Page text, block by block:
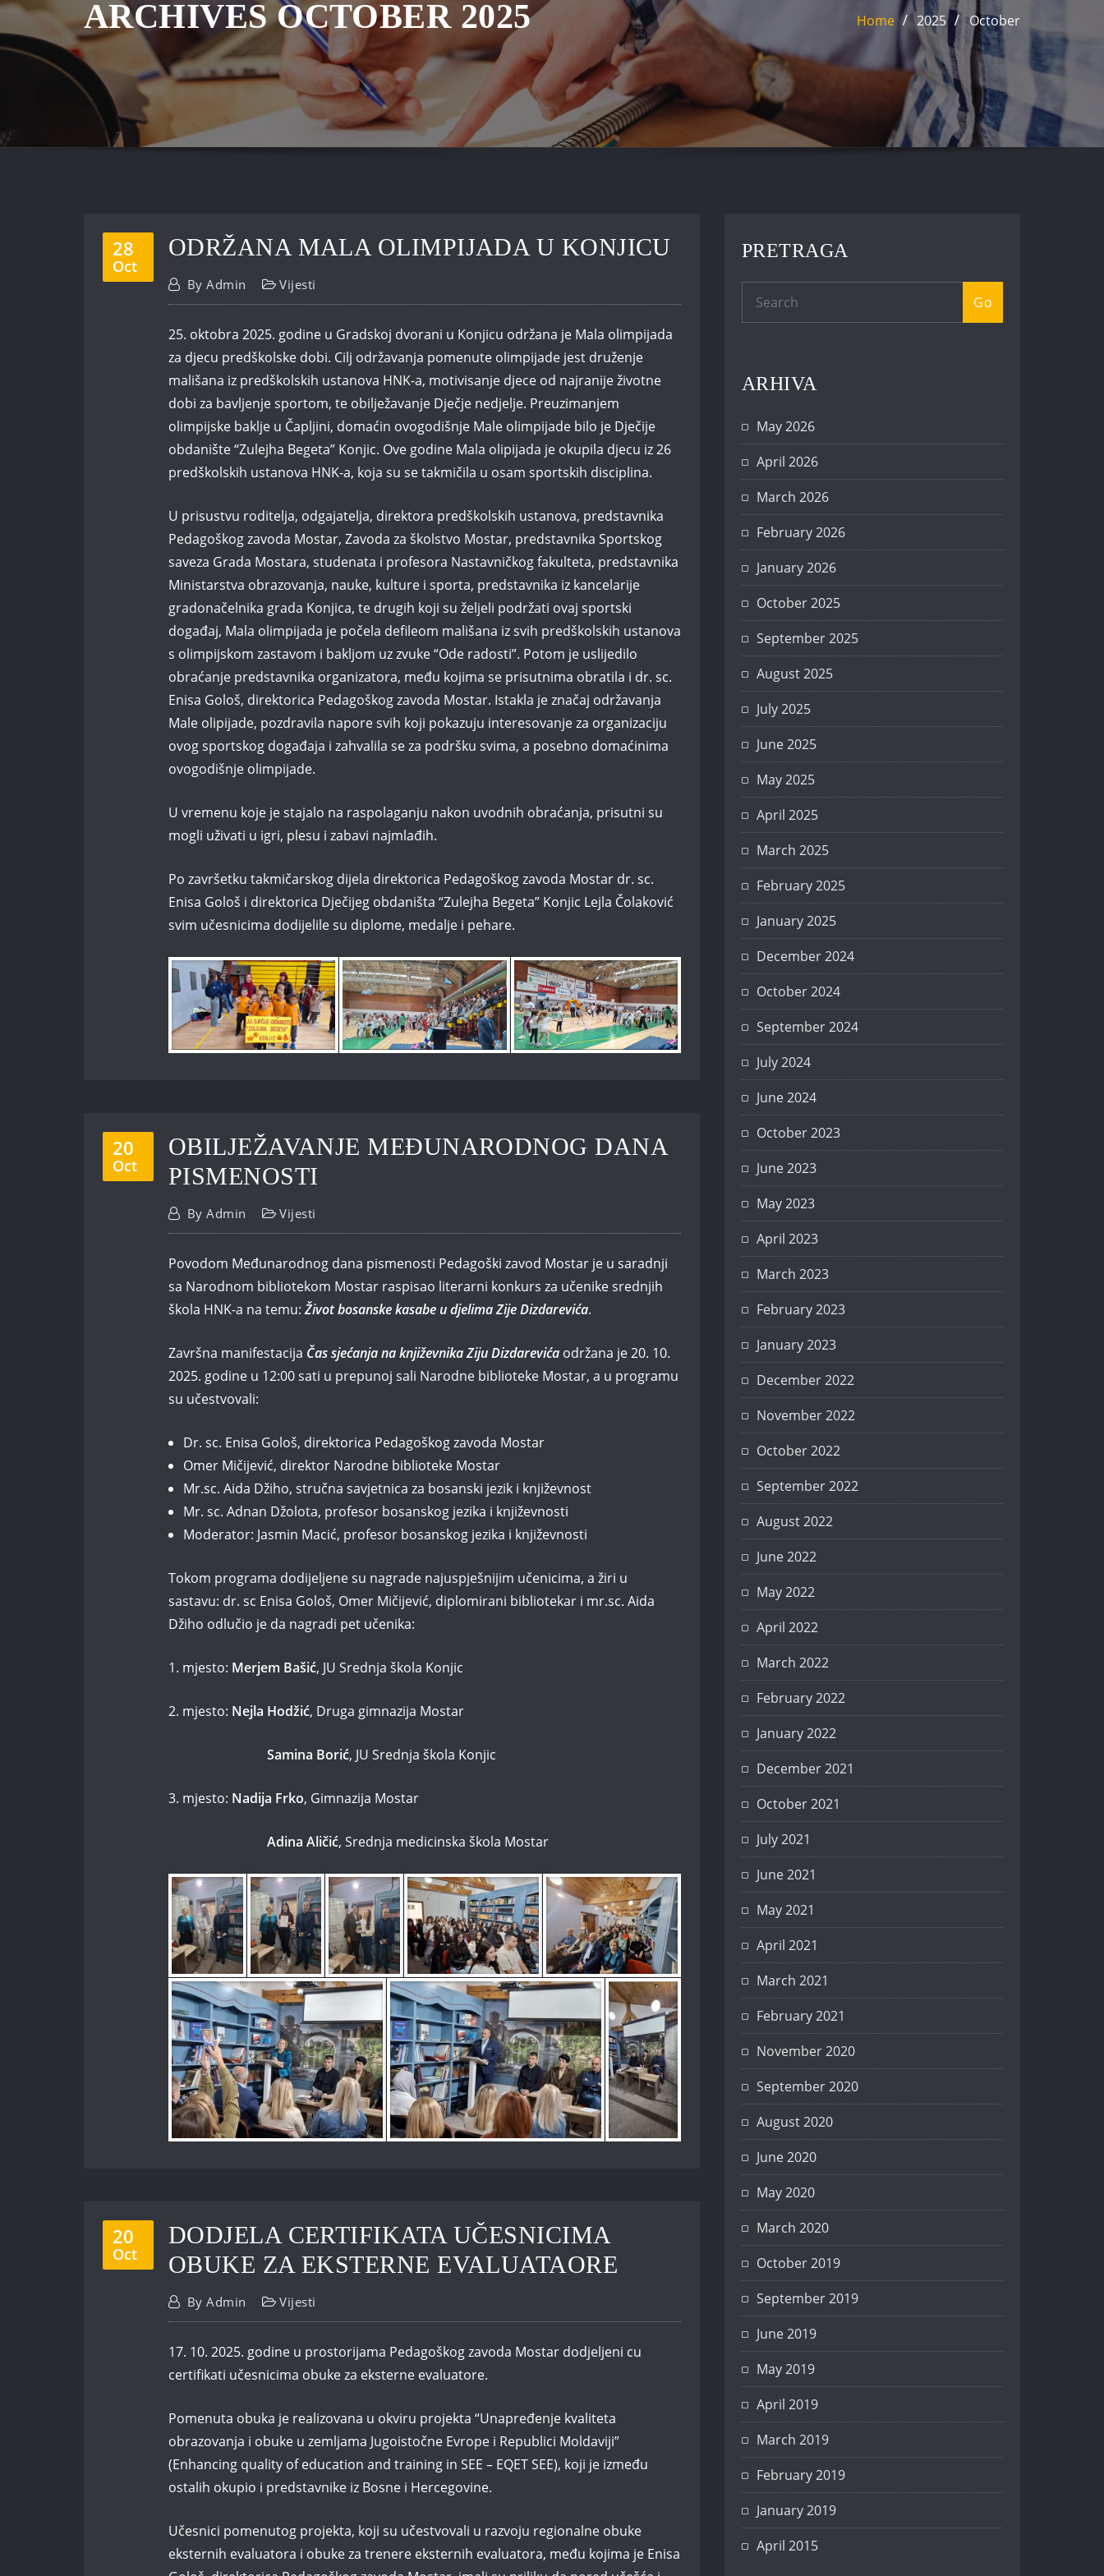
ARCHIVES OCTOBER 2025 Home 2025 October
28
Oct
ODRŽANA MALA OLIMPIJADA U KONJICU
ByAdmin Vijesti
25. oktobra 2025. godine u Gradskoj dvorani u Konjicu održana je Mala olimpijada
za djecu predškolske dobi. Cilj održavanja pomenute olimpijade jest druženje
mališana iz predškolskih ustanova HNK-a, motivisanje djece od najranije životne
dobi za bavljenje sportom, te obilježavanje Dječje nedjelje. Preuzimanjem
olimpijske baklje u Čapljini, domaćin ovogodišnje Male olimpijade bilo je Dječije
obdanište “Zulejha Begeta” Konjic. Ove godine Mala olipijada je okupila djecu iz 26
predškolskih ustanova HNK-a, koja su se takmičila u osam sportskih disciplina.
U prisustvu roditelja, odgajatelja, direktora predškolskih ustanova, predstavnika
Pedagoškog zavoda Mostar, Zavoda za školstvo Mostar, predstavnika Sportskog
saveza Grada Mostara, studenata i profesora Nastavničkog fakulteta, predstavnika
Ministarstva obrazovanja, nauke, kulture i sporta, predstavnika iz kancelarije
gradonačelnika grada Konjica, te drugih koji su željeli podržati ovaj sportski
događaj, Mala olimpijada je počela defileom mališana iz svih predškolskih ustanova
s olimpijskom zastavom i bakljom uz zvuke “Ode radosti”. Potom je uslijedilo
obraćanje predstavnika organizatora, među kojima se prisutnima obratila i dr. sc.
Enisa Gološ, direktorica Pedagoškog zavoda Mostar. Istakla je značaj održavanja
Male olipijade, pozdravila napore svih koji pokazuju interesovanje za organizaciju
ovog sportskog događaja i zahvalila se za podršku svima, a posebno domaćinima
ovogodišnje olimpijade.
U vremenu koje je stajalo na raspolaganju nakon uvodnih obraćanja, prisutni su
mogli uživati u igri, plesu i zabavi najmlađih.
Po završetku takmičarskog dijela direktorica Pedagoškog zavoda Mostar dr. sc.
Enisa Gološ i direktorica Dječijeg obdaništa “Zulejha Begeta” Konjic Lejla Čolaković
svim učesnicima dodijelile su diplome, medalje i pehare.
20
Oct
OBILJEŽAVANJE MEĐUNARODNOG DANA
PISMENOSTI
ByAdmin Vijesti
Povodom Međunarodnog dana pismenosti Pedagoški zavod Mostar je u saradnji
sa Narodnom bibliotekom Mostar raspisao literarni konkurs za učenike srednjih
škola HNK-a na temu:Život bosanske kasabe u djelima Zije Dizdarevića.
Završna manifestacija Čas sjećanja na književnika Ziju Dizdarevića održana je 20. 10.
2025. godine u 12:00 sati u prepunoj sali Narodne biblioteke Mostar, a u programu
su učestvovali:
Dr. sc. Enisa Gološ, direktorica Pedagoškog zavoda Mostar
Omer Mičijević, direktor Narodne biblioteke Mostar
Mr.sc. Aida Džiho, stručna savjetnica za bosanski jezik i književnost
Mr. sc. Adnan Džolota, profesor bosanskog jezika i književnosti
Moderator: Jasmin Macić, profesor bosanskog jezika i književnosti
Tokom programa dodijeljene su nagrade najuspješnijim učenicima, a žiri u
sastavu: dr. sc Enisa Gološ, Omer Mičijević, diplomirani bibliotekar i mr.sc. Aida
Džiho odlučio je da nagradi pet učenika:
1. mjesto: Merjem Bašić, JU Srednja škola Konjic
2. mjesto: Nejla Hodžić, Druga gimnazija Mostar
Samina Borić, JU Srednja škola Konjic
3. mjesto: Nadija Frko, Gimnazija Mostar
Adina Aličić, Srednja medicinska škola Mostar
20
Oct
DODJELA CERTIFIKATA UČESNICIMA
OBUKE ZA EKSTERNE EVALUATAORE
ByAdmin Vijesti
17. 10. 2025. godine u prostorijama Pedagoškog zavoda Mostar dodjeljeni cu
certifikati učesnicima obuke za eksterne evaluatore.
Pomenuta obuka je realizovana u okviru projekta “Unapređenje kvaliteta
obrazovanja i obuke u zemljama Jugoistočne Evrope i Republici Moldaviji”
(Enhancing quality of education and training in SEE – EQET SEE), koji je između
ostalih okupio i predstavnike iz Bosne i Hercegovine.
Učesnici pomenutog projekta, koji su učestvovali u razvoju regionalne obuke
eksternih evaluatora i obuke za trenere eksternih evaluatora, među kojima je Enisa
PRETRAGA
Go
ARHIVA
May 2026
April 2026
March 2026
February 2026
January 2026
October 2025
September 2025
August 2025
July 2025
June 2025
May 2025
April 2025
March 2025
February 2025
January 2025
December 2024
October 2024
September 2024
July 2024
June 2024
October 2023
June 2023
May 2023
April 2023
March 2023
February 2023
January 2023
December 2022
November 2022
October 2022
September 2022
August 2022
June 2022
May 2022
April 2022
March 2022
February 2022
January 2022
December 2021
October 2021
July 2021
June 2021
May 2021
April 2021
March 2021
February 2021
November 2020
September 2020
August 2020
June 2020
May 2020
March 2020
October 2019
September 2019
June 2019
May 2019
April 2019
March 2019
February 2019
January 2019
April 2015